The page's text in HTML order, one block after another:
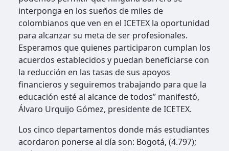
interponga en los sueños de miles de
colombianos que ven en el ICETEX la oportunidad
para alcanzar su meta de ser profesionales.
Esperamos que quienes participaron cumplan los
acuerdos establecidos y puedan beneficiarse con
la reducción en las tasas de sus apoyos
financieros y seguiremos trabajando para que la
educación esté al alcance de todos” manifestó,
Álvaro Urquijo Gómez, presidente de ICETEX.
Los cinco departamentos donde más estudiantes
acordaron ponerse al día son: Bogotá, (4.797);